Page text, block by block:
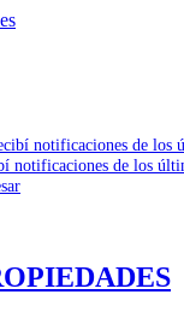
notificaciones de los